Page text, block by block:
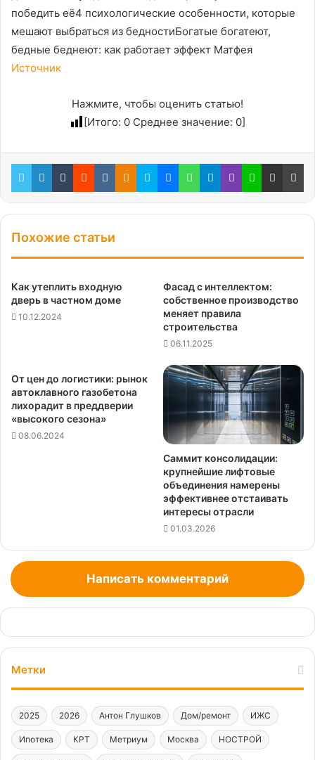
победить её4 психологические особенности, которые
мешают выбраться из бедностиБогатые богатеют,
бедные беднеют: как работает эффект Матфея
Источник
Нажмите, чтобы оценить статью!
[Итого: 0 Среднее значение: 0]
TwitterLinkedInTumblrRedditВконтакте
Одноклассники
SkypeMessenger
WhatsApp
Telegram
ViberLine Поделиться через электронную почту
Похожие статьи
Как утеплить входную
дверь в частном доме
10.12.2024
Фасад с интеллектом:
собственное производство
меняет правила
строительства
06.11.2025
От цен до логистики: рынок
автоклавного газобетона
лихорадит в преддверии
«высокого сезона»
08.06.2024
Саммит консолидации:
крупнейшие лифтовые
объединения намерены
эффективнее отстаивать
интересы отрасли
01.03.2026
Написать комментарий
Метки
2025 2026 Антон Глушков Дом/ремонт ИЖС
Ипотека КРТ Метриум Москва НОСТРОЙ